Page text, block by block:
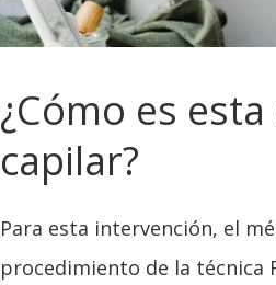
¿Cómo es
capilar?
Para esta intervención, el
procedimiento de la técnica